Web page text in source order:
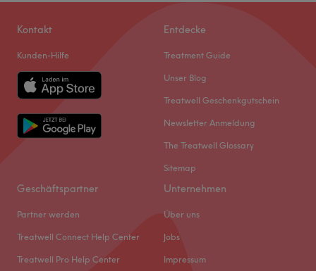
Kontakt
Kunden-Hilfe
Entdecke
Treatment Guide
Unser Blog
Treatwell Geschenkgutschein
Newsletter Anmeldung
The Treatwell Glossary
Sitemap
Geschäftspartner
Partner werden
Treatwell Connect Help Center
Treatwell Pro Help Center
Unternehmen
Über uns
Jobs
Impressum